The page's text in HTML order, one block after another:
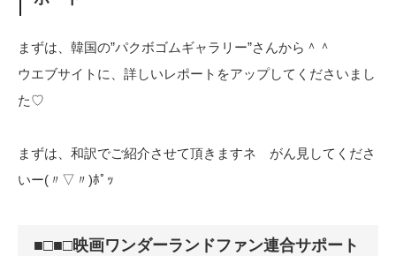
まずは、韓国の”パクボゴムギャラリー”さんから＾＾
ウエブサイトに、詳しいレポートをアップしてくださいまし
た♡
まずは、和訳でご紹介させて頂きますネ がん見してくださ
いー(〃▽〃)ﾎﾟｯ
■□■□映画ワンダーランドファン連合サポート